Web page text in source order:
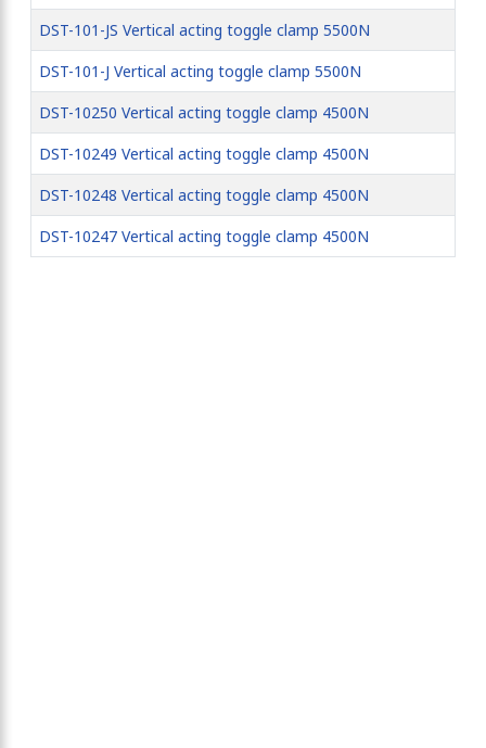
DST-101-JS Vertical acting toggle clamp 5500N
DST-101-J Vertical acting toggle clamp 5500N
DST-10250 Vertical acting toggle clamp 4500N
DST-10249 Vertical acting toggle clamp 4500N
DST-10248 Vertical acting toggle clamp 4500N
DST-10247 Vertical acting toggle clamp 4500N